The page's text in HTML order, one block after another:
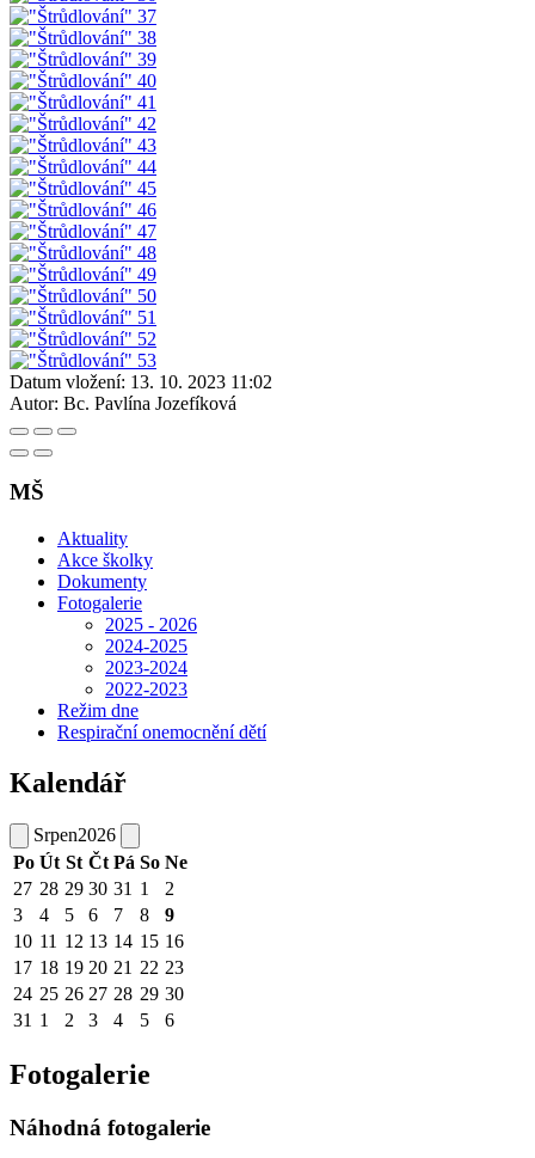
Datum vložení: 13. 10. 2023 11:02
Autor: Bc. Pavlína Jozefíková
MŠ
Aktuality
Akce školky
Dokumenty
Fotogalerie
2025 - 2026
2024-2025
2023-2024
2022-2023
Režim dne
Respirační onemocnění dětí
Kalendář
Srpen2026
Po Út St Čt Pá So Ne
27 28 29 30 31 1
2
3
4 5 6 7 8
9
10 11 12 13 14 15 16
17 18 19 20 21 22 23
24 25 26 27 28 29 30
31 1 2 3 4 5 6
Fotogalerie
Náhodná fotogalerie